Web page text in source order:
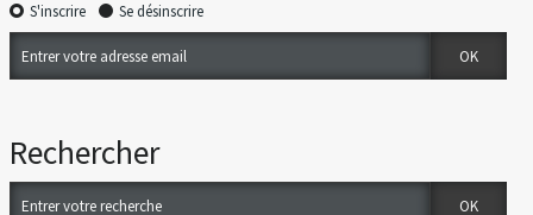
S'inscrire Se désinscrire
Rechercher